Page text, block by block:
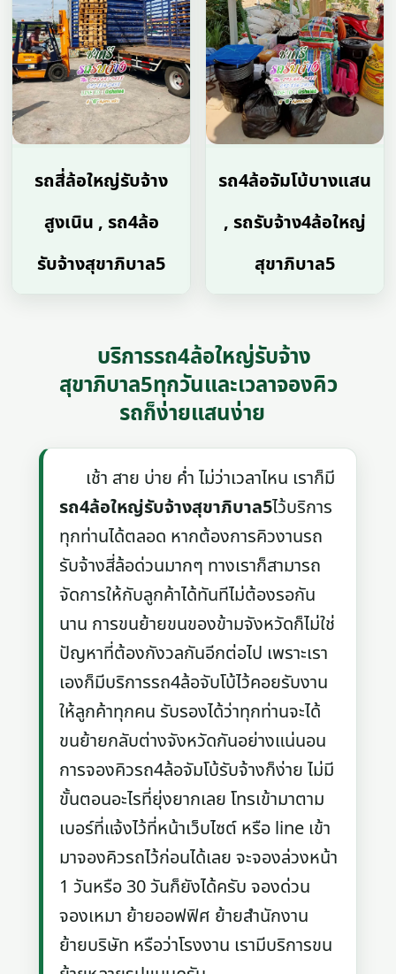
รถสี่ล้อใหญ่รับจ้าง
สูงเนิน , รถ4ล้อ
รับจ้างสุขาภิบาล5
รถ4ล้อจัมโบ้บางแสน
, รถรับจ้าง4ล้อใหญ่
สุขาภิบาล5
บริการรถ4ล้อใหญ่รับจ้าง
สุขาภิบาล5ทุกวันและเวลาจองคิว
รถก็ง่ายแสนง่าย
เช้า สาย บ่าย ค่ำ ไม่ว่าเวลาไหน เราก็มี
รถ4ล้อใหญ่รับจ้างสุขาภิบาล5ไว้บริการ
ทุกท่านได้ตลอด หากต้องการคิวงานรถ
รับจ้างสี่ล้อด่วนมากๆ ทางเราก็สามารถ
จัดการให้กับลูกค้าได้ทันทีไม่ต้องรอกัน
นาน การขนย้ายขนของข้ามจังหวัดก็ไม่ใช่
ปัญหาที่ต้องกังวลกันอีกต่อไป เพราะเรา
เองก็มีบริการรถ4ล้อจับโบ้ไว้คอยรับงาน
ให้ลูกค้าทุกคน รับรองได้ว่าทุกท่านจะได้
ขนย้ายกลับต่างจังหวัดกันอย่างแน่นอน
การจองคิวรถ4ล้อจัมโบ้รับจ้างก็ง่าย ไม่มี
ขั้นตอนอะไรที่ยุ่งยากเลย โทรเข้ามาตาม
เบอร์ที่แจ้งไว้ที่หน้าเว็บไซต์ หรือ line เข้า
มาจองคิวรถไว้ก่อนได้เลย จะจองล่วงหน้า
1 วันหรือ 30 วันก็ยังได้ครับ จองด่วน
จองเหมา ย้ายออฟฟิศ ย้ายสำนักงาน
ย้ายบริษัท หรือว่าโรงงาน เรามีบริการขน